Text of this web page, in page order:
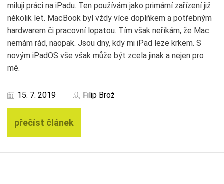
miluji práci na iPadu. Ten používám jako primární zařízení již
několik let. MacBook byl vždy více doplňkem a potřebným
hardwarem či pracovní lopatou. Tím však neříkám, že Mac
nemám rád, naopak. Jsou dny, kdy mi iPad leze krkem. S
novým iPadOS vše však může být zcela jinak a nejen pro
mě.
15. 7. 2019 Filip Brož
přečíst článek